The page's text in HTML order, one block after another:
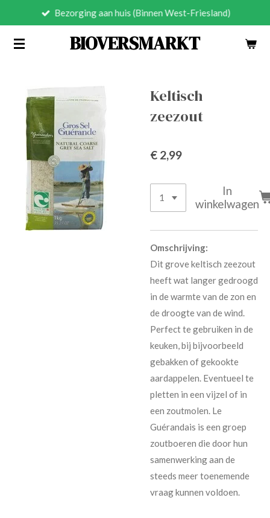
naar
BIOVERSMARKT
Bezorging aan huis (Binnen West-Friesland)
Keltisch
zeezout
€ 2,99
In
winkelwagen
Omschrijving:
Dit grove keltisch zeezout
heeft wat langer gedroogd
in de warmte van de zon en
de droogte van de wind.
Perfect te gebruiken in de
keuken, bij bijvoorbeeld
gebakken of gekookte
aardappelen. Eventueel te
pletten in een vijzel of in
een zoutmolen. Le
Guérandais is een groep
zoutboeren die door hun
samenwerking aan de
steeds meer toenemende
vraag kunnen voldoen.